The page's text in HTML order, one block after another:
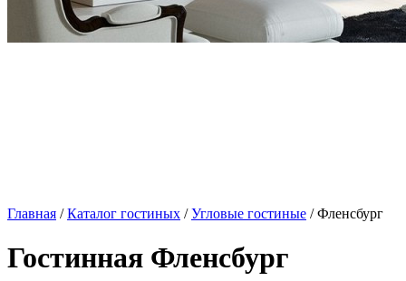
Главная /Каталог гостиных /Угловые гостиные / Фленсбург
Гостинная Фленсбург